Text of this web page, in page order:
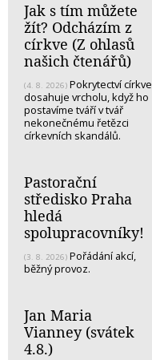
Jak s tím můžete
žít? Odcházím z
církve (Z ohlasů
našich čtenářů)
(4. 8. 2026) Pokrytectví církve
dosahuje vrcholu, když ho
postavíme tváří v tvář
nekonečnému řetězci
církevních skandálů.
Pastorační
středisko Praha
hledá
spolupracovníky!
(3. 8. 2026) Pořádání akcí,
běžný provoz.
Jan Maria
Vianney (svátek
4.8.)